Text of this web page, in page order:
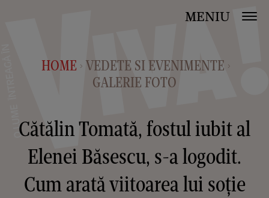
MENIU
HOME > VEDETE SI EVENIMENTE >
GALERIE FOTO
Cătălin Tomată, fostul iubit al
Elenei Băsescu, s-a logodit.
Cum arată viitoarea lui soție